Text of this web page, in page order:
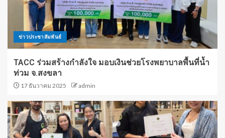
ข่าวประชาสัมพันธ์
TACC ร่วมสร้างกำลังใจ มอบเงินช่วยโรงพยาบาลพื้นที่น้ำ
ท่วม จ.สงขลา
17 ธันวาคม 2025 admin